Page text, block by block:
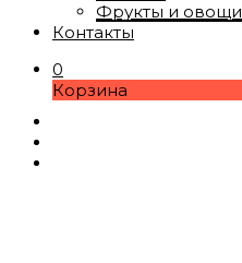
Фрукты и овощи
Контакты
0
Корзина